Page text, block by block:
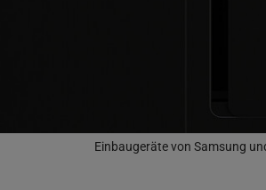
Einbaugeräte von Samsung